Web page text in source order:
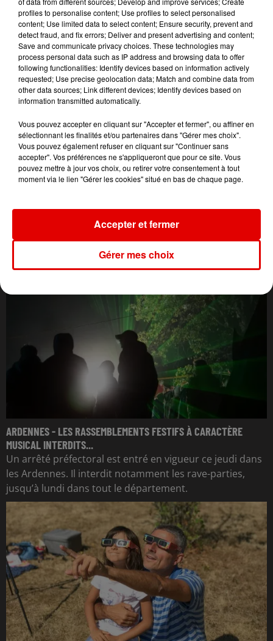
You Love Me
L'ACTU DES ARDENNES
ARDENNES - LES RASSEMBLEMENTS FESTIFS À CARACTÈRE
MUSICAL INTERDITS...
Un arrêté préfectoral est entré en vigueur ce jeudi dans
les Ardennes. Il interdit notamment les rave-parties,
jusqu’à lundi dans tout le département.
profiles to personalise content; Use profiles to select personalised
content; Use limited data to select content; Ensure security, prevent and
detect fraud, and fix errors; Deliver and present advertising and content;
Save and communicate privacy choices. These technologies may
process personal data such as IP address and browsing data to offer
following functionalities: Identify devices based on information actively
requested; Use precise geolocation data; Match and combine data from
other data sources; Link different devices; Identify devices based on
information transmitted automatically.
Vous pouvez accepter en cliquant sur "Accepter et fermer", ou affiner en
sélectionnant les finalités et/ou partenaires dans "Gérer mes choix".
Vous pouvez également refuser en cliquant sur "Continuer sans
accepter". Vos préférences ne s'appliqueront que pour ce site. Vous
pouvez mettre à jour vos choix, ou retirer votre consentement à tout
moment via le lien "Gérer les cookies" situé en bas de chaque page.
Gérer mes choix
Accepter et fermer